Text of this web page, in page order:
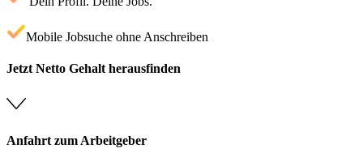
Mobile Jobsuche ohne Anschreiben
Jetzt Netto Gehalt herausfinden
Anfahrt zum Arbeitgeber